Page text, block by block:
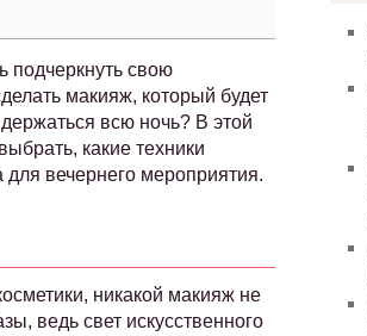
подчеркнуть свою
макияж, который будет
всю ночь? В этой
какие техники
вечернего мероприятия.
никакой макияж не
ведь свет искусственного